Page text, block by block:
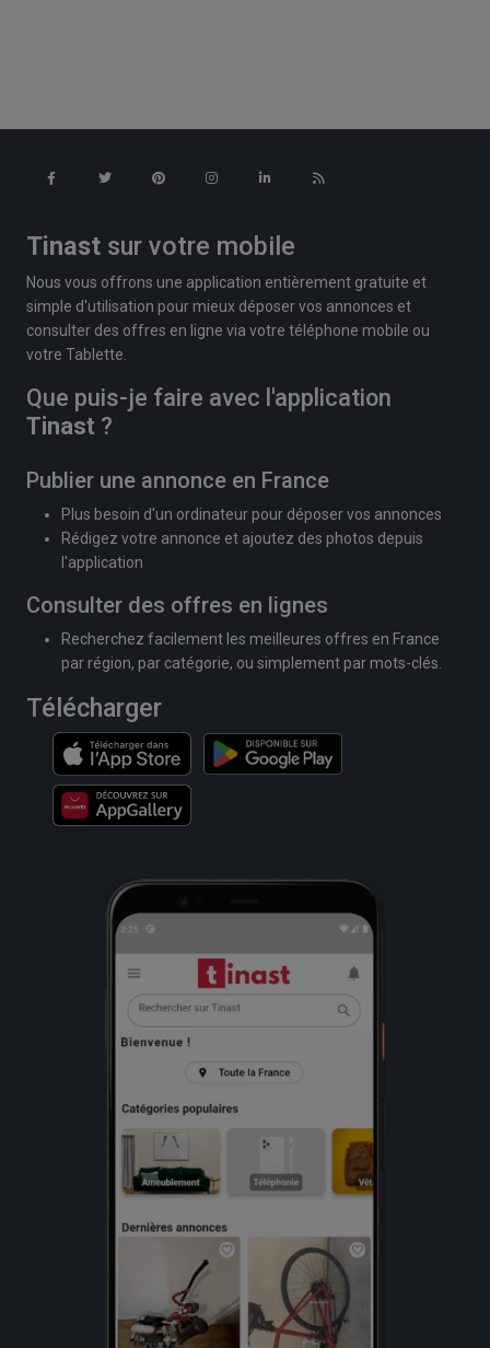
Tinast sur votre mobile
Nous vous offrons une application entièrement gratuite et
simple d'utilisation pour mieux déposer vos annonces et
consulter des offres en ligne via votre téléphone mobile ou
votre Tablette.
Que puis-je faire avec l'application
Tinast ?
Publier une annonce en France
Plus besoin d'un ordinateur pour déposer vos annonces
Rédigez votre annonce et ajoutez des photos depuis
l'application
Consulter des offres en lignes
Recherchez facilement les meilleures offres en France
par région, par catégorie, ou simplement par mots-clés.
Télécharger